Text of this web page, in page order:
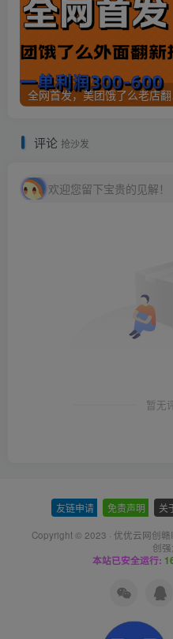
全网
评论 抢沙发
欢迎您留下宝贵的见解！
暂无
友链申请 免责声明 关
Copyright © 2023 · 优优云网创
创
本站已安全运行: